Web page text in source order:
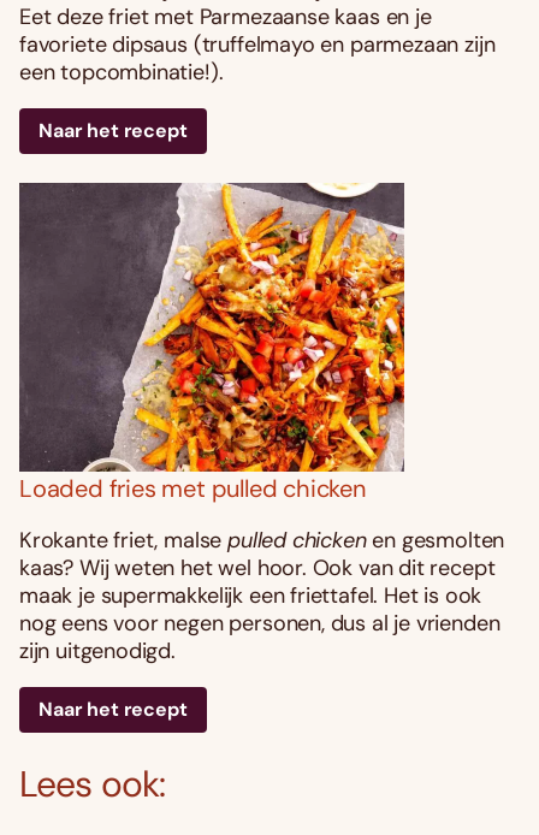
Eet deze friet met Parmezaanse kaas en je
favoriete dipsaus (truffelmayo en parmezaan zijn
een topcombinatie!).
Naar het recept
Loaded fries met pulled chicken
Krokante friet, malse pulled chickenen gesmolten
kaas? Wij weten het wel hoor. Ook van dit recept
maak je supermakkelijk een friettafel. Het is ook
nog eens voor negen personen, dus al je vrienden
zijn uitgenodigd.
Naar het recept
Lees ook: